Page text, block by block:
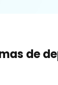
de